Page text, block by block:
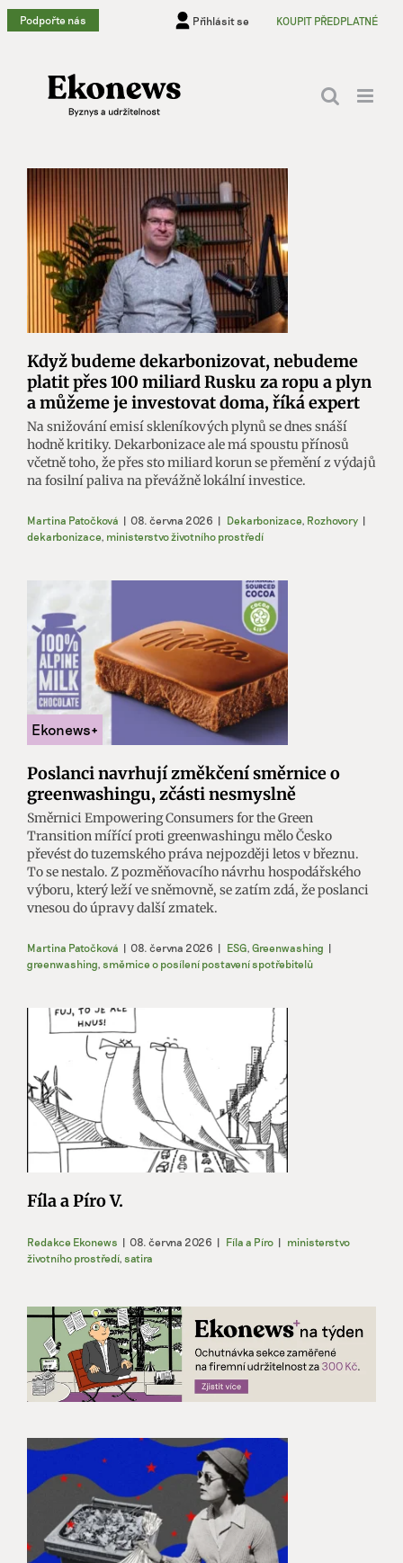
Přeskočit
na
Podpořte nás Přihlásit se KOUPIT PŘEDPLATNÉ
Když budeme dekarbonizovat, nebudeme
platit přes 100 miliard Rusku za ropu a plyn
a můžeme je investovat doma, říká expert
Na snižování emisí skleníkových plynů se dnes snáší
hodně kritiky. Dekarbonizace ale má spoustu přínosů
včetně toho, že přes sto miliard korun se přemění z výdajů
na fosilní paliva na převážně lokální investice.
Martina Patočková | 08. června 2026 | Dekarbonizace, Rozhovory |
dekarbonizace, ministerstvo životního prostředí
Poslanci navrhují změkčení směrnice o
greenwashingu, zčásti nesmyslně
Směrnici Empowering Consumers for the Green
Transition mířící proti greenwashingu mělo Česko
převést do tuzemského práva nejpozději letos v březnu.
To se nestalo. Z pozměňovacího návrhu hospodářského
výboru, který leží ve sněmovně, se zatím zdá, že poslanci
vnesou do úpravy další zmatek.
Martina Patočková | 08. června 2026 | ESG, Greenwashing |
greenwashing, směrnice o posílení postavení spotřebitelů
Fíla a Píro V.
Redakce Ekonews | 08. června 2026 | Fíla a Píro | ministerstvo
životního prostředí, satira